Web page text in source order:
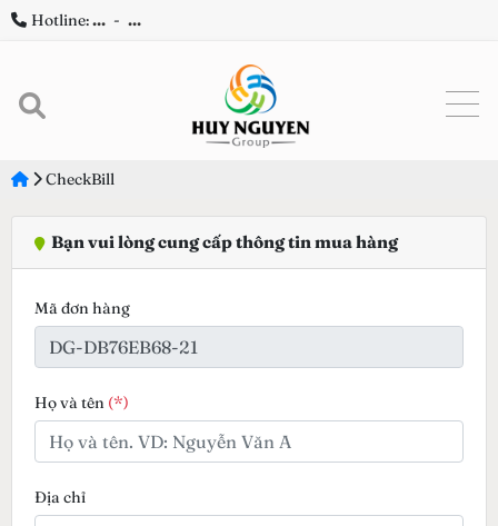
Hotline:... - ...
CheckBill
Bạn vui lòng cung cấp thông tin mua hàng
Mã đơn hàng
Họ và tên (*)
Địa chỉ